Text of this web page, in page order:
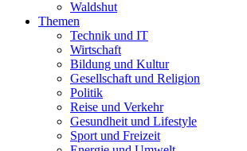
Waldshut
Themen
Technik und IT
Wirtschaft
Bildung und Kultur
Gesellschaft und Religion
Politik
Reise und Verkehr
Gesundheit und Lifestyle
Sport und Freizeit